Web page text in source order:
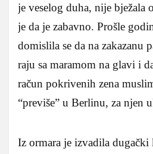
je veselog duha, nije bježala
je da je zabavno. Prošle
domislila se da na zakazanu
raju sa maramom na glavi i
račun pokrivenih zena
“previše” u Berlinu, za njen
Iz ormara je izvadila dugački